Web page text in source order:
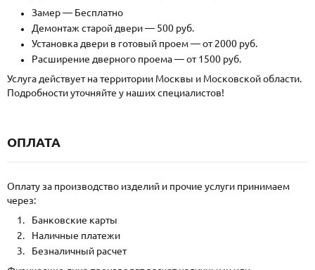
Замер — Бесплатно
Демонтаж старой двери — 500 руб.
Установка двери в готовый проем — от 2000 руб.
Расширение дверного проема — от 1500 руб.
Услуга действует на территории Москвы и Московской области.
Подробности уточняйте у наших специалистов!
ОПЛАТА
Оплату за производство изделий и прочие услуги принимаем
через:
Банковские карты
Наличные платежи
Безналичный расчет